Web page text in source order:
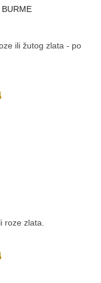
ili žutog zlata - po
roze zlata.